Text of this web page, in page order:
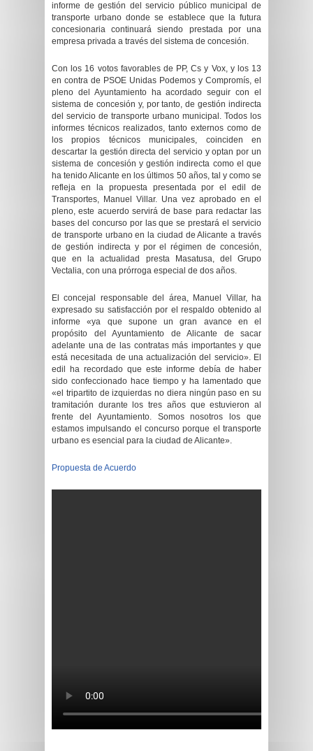
informe de gestión del servicio público municipal de
transporte urbano donde se establece que la futura
concesionaria continuará siendo prestada por una
empresa privada a través del sistema de concesión.
Con los 16 votos favorables de PP, Cs y Vox, y los 13
en contra de PSOE Unidas Podemos y Compromís, el
pleno del Ayuntamiento ha acordado seguir con el
sistema de concesión y, por tanto, de gestión indirecta
del servicio de transporte urbano municipal. Todos los
informes técnicos realizados, tanto externos como de
los propios técnicos municipales, coinciden en
descartar la gestión directa del servicio y optan por un
sistema de concesión y gestión indirecta como el que
ha tenido Alicante en los últimos 50 años, tal y como se
refleja en la propuesta presentada por el edil de
Transportes, Manuel Villar. Una vez aprobado en el
pleno, este acuerdo servirá de base para redactar las
bases del concurso por las que se prestará el servicio
de transporte urbano en la ciudad de Alicante a través
de gestión indirecta y por el régimen de concesión,
que en la actualidad presta Masatusa, del Grupo
Vectalia, con una prórroga especial de dos años.
El concejal responsable del área, Manuel Villar, ha
expresado su satisfacción por el respaldo obtenido al
informe «ya que supone un gran avance en el
propósito del Ayuntamiento de Alicante de sacar
adelante una de las contratas más importantes y que
está necesitada de una actualización del servicio». El
edil ha recordado que este informe debía de haber
sido confeccionado hace tiempo y ha lamentado que
«el tripartito de izquierdas no diera ningún paso en su
tramitación durante los tres años que estuvieron al
frente del Ayuntamiento. Somos nosotros los que
estamos impulsando el concurso porque el transporte
urbano es esencial para la ciudad de Alicante».
Propuesta de Acuerdo